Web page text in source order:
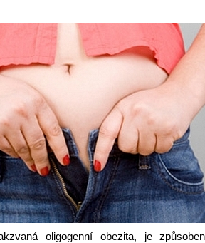
oligogenní obezita, je